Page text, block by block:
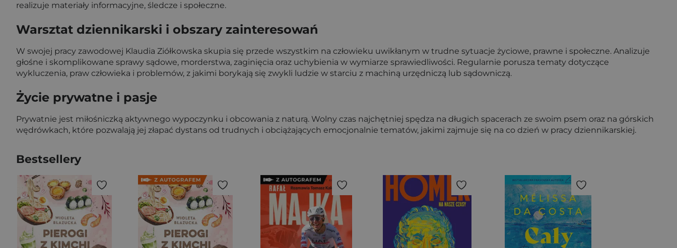
realizuje materiały informacyjne, śledcze i społeczne.
Warsztat dziennikarski i obszary zainteresowań
W swojej pracy zawodowej Klaudia Ziółkowska skupia się przede wszystkim na człowieku uwikłanym w trudne sytuacje życiowe, prawne i społeczne. Analizuje
głośne i skomplikowane sprawy sądowe, morderstwa, zaginięcia oraz uchybienia w wymiarze sprawiedliwości. Regularnie porusza tematy dotyczące
wykluczenia, praw człowieka i problemów, z jakimi borykają się zwykli ludzie w starciu z machiną urzędniczą lub sądowniczą.
Życie prywatne i pasje
Prywatnie jest miłośniczką aktywnego wypoczynku i obcowania z naturą. Wolny czas najchętniej spędza na długich spacerach ze swoim psem oraz na górskich
wędrówkach, które pozwalają jej złapać dystans od trudnych i obciążających emocjonalnie tematów, jakimi zajmuje się na co dzień w pracy dziennikarskiej.
Bestsellery